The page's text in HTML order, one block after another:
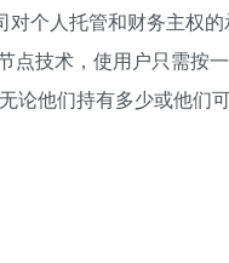
个人托管和财务主权
点技术，使用户只需按
论他们持有多少或他们